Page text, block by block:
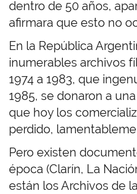
dentro de 50 años,
afirmara que esto no
En la República
inumerables archivos
1974 a 1983, que
1985, se donaron a
que hoy los
perdido,
Pero existen
época (Clarín, La
están los Archivos de